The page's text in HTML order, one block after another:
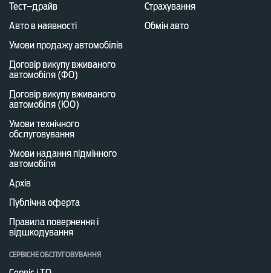
Тест–драйв
Авто в наявності
Умови продажу автомобілів
Договір викупу вживаного
автомобіля (ФО)
Договір викупу вживаного
автомобіля (ЮО)
Умови технічного
обслуговування
Умови надання підмінного
автомобіля
Архів
Публічна оферта
Правила повернення і
відшкодування
Страхування
Обмін авто
СЕРВІСНЕ ОБСЛУГОВУВАННЯ